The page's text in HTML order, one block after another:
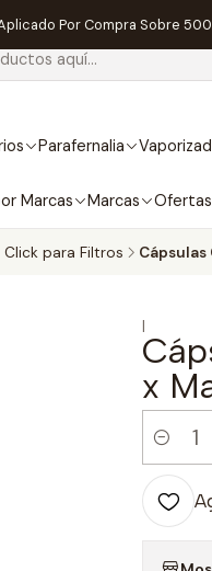
Parafernalia
Marcas Marcas
Por Compra Sobre
Click para Filtros Cápsulas
|
x
Cantidad